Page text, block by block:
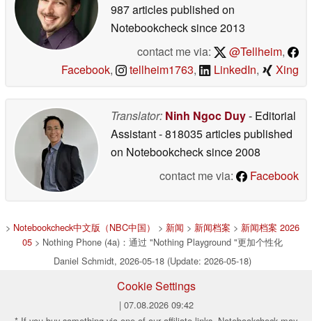
987 articles published on
Notebookchecksince 2013
contact me via:
@Tellheim,
Facebook, tellheim1763, LinkedIn, Xing
Translator: Ninh Ngoc Duy- Editorial
Assistant- 818035 articles published
on Notebookchecksince 2008
contact me via:
Facebook
> Notebookcheck中文版（NBC中国） > 新闻 > 新闻档案 > 新闻档案 2026
05 > Nothing Phone (4a)：通过 "Nothing Playground "更加个性化
Daniel Schmidt, 2026-05-18 (Update: 2026-05-18)
Cookie Settings
| 07.08.2026 09:42